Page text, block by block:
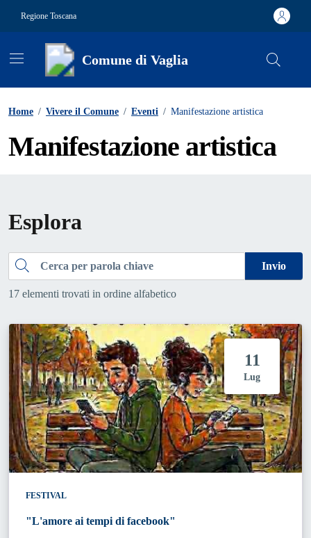
Regione Toscana
Comune di Vaglia
Home / Vivere il Comune / Eventi / Manifestazione artistica
Manifestazione artistica
Esplora
Cerca Invio
17 elementi trovati in ordine alfabetico
11
Lug
FESTIVAL
"L'amore ai tempi di facebook"